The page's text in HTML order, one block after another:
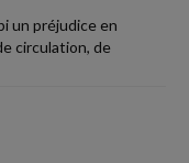
un préjudice en
circulation, de